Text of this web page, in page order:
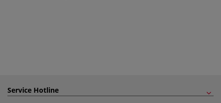
Service Hotline